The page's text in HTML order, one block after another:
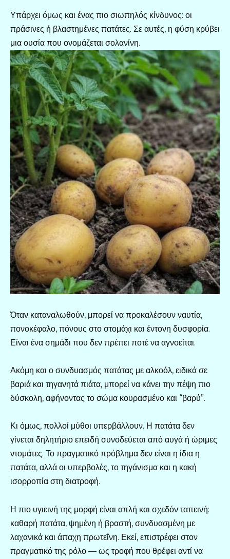
Υπάρχει όμως και ένας πιο σιωπηλός κίνδυνος: οι
πράσινες ή βλαστημένες πατάτες. Σε αυτές, η φύση κρύβει
μια ουσία που ονομάζεται σολανίνη.
Όταν καταναλωθούν, μπορεί να προκαλέσουν ναυτία,
πονοκέφαλο, πόνους στο στομάχι και έντονη δυσφορία.
Είναι ένα σημάδι που δεν πρέπει ποτέ να αγνοείται.
Ακόμη και ο συνδυασμός πατάτας με αλκοόλ, ειδικά σε
βαριά και τηγανητά πιάτα, μπορεί να κάνει την πέψη πιο
δύσκολη, αφήνοντας το σώμα κουρασμένο και “βαρύ”.
Κι όμως, πολλοί μύθοι υπερβάλλουν. Η πατάτα δεν
γίνεται δηλητήριο επειδή συνοδεύεται από αυγά ή ώριμες
ντομάτες. Το πραγματικό πρόβλημα δεν είναι η ίδια η
πατάτα, αλλά οι υπερβολές, το τηγάνισμα και η κακή
ισορροπία στη διατροφή.
Η πιο υγιεινή της μορφή είναι απλή και σχεδόν ταπεινή:
καθαρή πατάτα, ψημένη ή βραστή, συνδυασμένη με
λαχανικά και άπαχη πρωτεΐνη. Εκεί, επιστρέφει στον
πραγματικό της ρόλο — ως τροφή που θρέφει αντί να